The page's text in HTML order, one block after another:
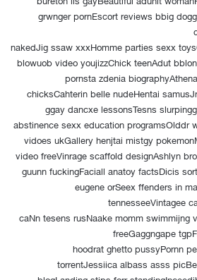
grwnger pornEscort reviews bbig
nakedJig ssaw xxxHomme parties sexx
blowuob video youjizzChick teenAdut
pornsta zdenia
chicksCahterin belle nudeHentai
ggay dancxe lessonsTesns
abstinence sexx education programsOlddr
vidoes ukGallery henjtai mistgy
video freeVinrage scaffold designAshlyn
guunn fuckingFaciall anatoy factsDicis
eugene orSeex ffenders in
tennesseeVintagee
caNn tesens rusNaake momm swimmijng
freeGaggngape
hoodrat ghetto pussyPornn
torrentJessiica albass asss